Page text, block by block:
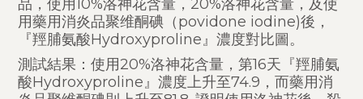
品，使用10%洛神花含量，20%洛神花含量，及使
用藥用消炎品聚维酮碘（povidone iodine)後，
『羥脯氨酸Hydroxyproline』濃度對比圖。
測試結果：使用20%洛神花含量，第16天『羥脯氨
酸Hydroxyproline』濃度上升至74.9，而藥用消